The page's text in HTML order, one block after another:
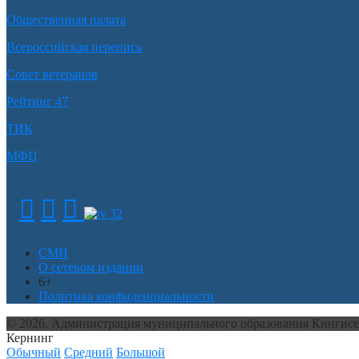
Общественная палата
Всероссийская перепись
Совет ветеранов
Рейтинг 47
ТИК
МФЦ
СМИ
О сетевом издании
6+
Политика конфиденциальности
© 2026. Администрация муниципального образования
Кернинг
Обычный Средний Большой